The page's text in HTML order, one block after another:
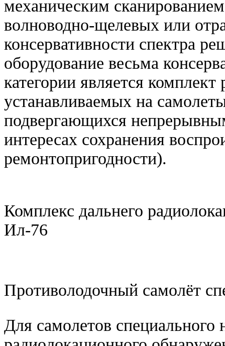
механическим
волноводно-щелевых или
консервативности спектра
оборудование весьма
категории является
устанавливаемых на
подвергающихся
интересах сохранения
ремонтопригодности).
Комплекс дальнего
Ил-76
Противолодочный самолёт
Для самолетов специального